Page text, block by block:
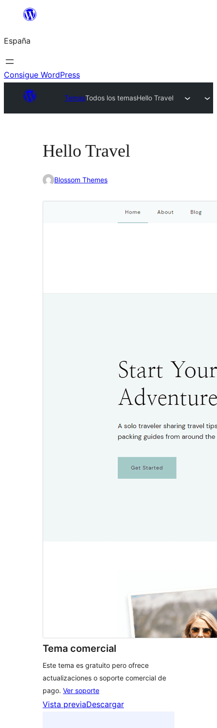
Saltar
contenido
España
Consigue WordPress
TemasTodos los temasHello Travel
Hello Travel
Blossom Themes
Tema comercial
Este tema es gratuito pero ofrece
actualizaciones o soporte comercial de
pago. Ver soporte
Vista previaDescargar